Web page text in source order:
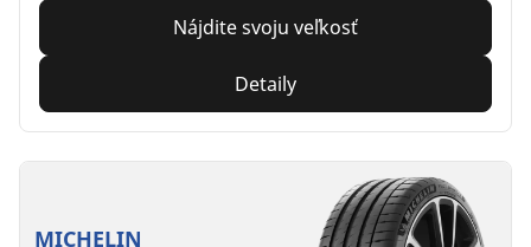
Nájdite svoju veľkosť
Detaily
MICHELIN